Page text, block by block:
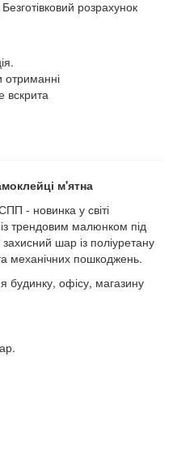
Безготівковий розрахунок
отриманні
вскрита
м'ятна
- новинка у світі
трендовим малюнком під
шар із поліуретану
механічних пошкоджень.
будинку, офісу, магазину